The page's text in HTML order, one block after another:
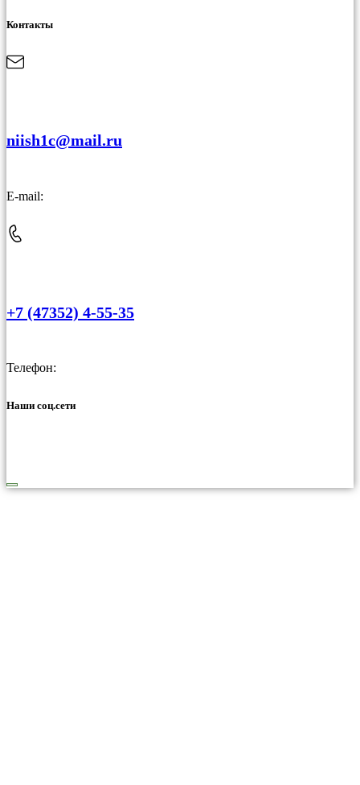
Контакты
niish1c@mail.ru
E-mail:
+7 (47352) 4-55-35
Телефон:
Наши соц.сети